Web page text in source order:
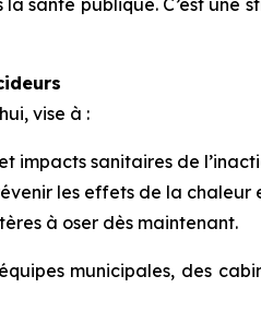
vise à :
impacts sanitaires de
les effets de la chaleur
à oser dès maintenant.
municipales, des